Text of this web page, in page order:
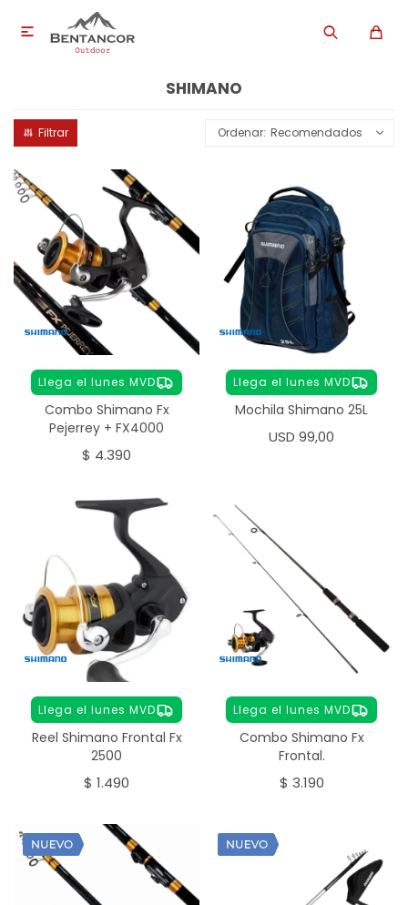

SHIMANO
Recomendados
Llega el lunes MVD
Combo Shimano Fx
Pejerrey + FX4000
$ 4.390
Llega el lunes MVD
Mochila Shimano 25L
USD 99,00
Llega el lunes MVD
Reel Shimano Frontal Fx
2500
$ 1.490
Llega el lunes MVD
Combo Shimano Fx
Frontal.
$ 3.190